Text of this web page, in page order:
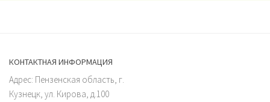
КОНТАКТНАЯ ИНФОРМАЦИЯ
Адрес: Пензенская область, г.
Кузнецк, ул. Кирова, д.100